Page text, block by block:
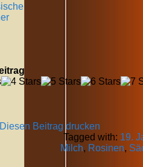
Diesen Beitrag drucken
Tagged with: 19.
Milch, Rosinen,